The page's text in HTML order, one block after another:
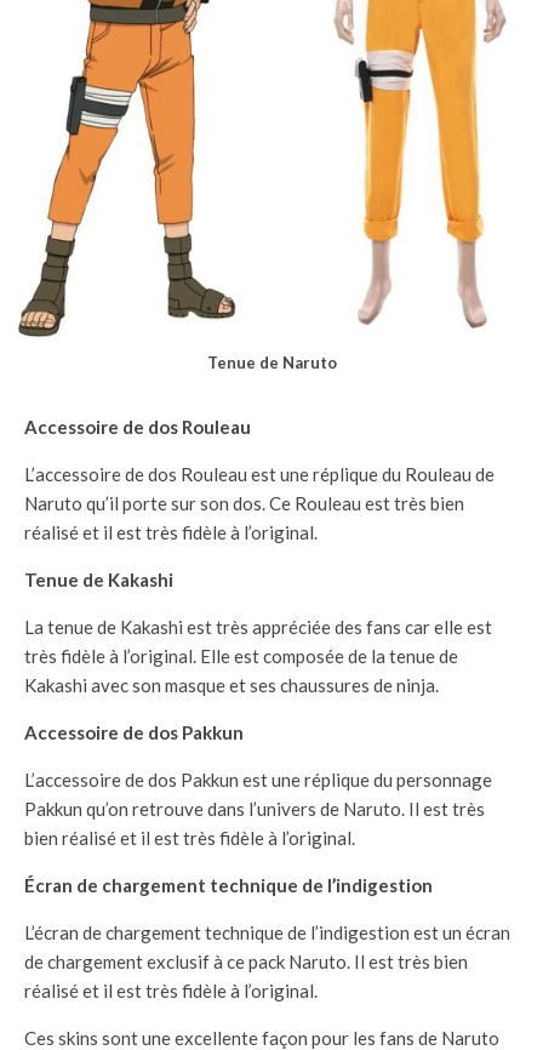
Tenue de Naruto
Accessoire de dos Rouleau
L’accessoire de dos Rouleau est une réplique du Rouleau de
Naruto qu’il porte sur son dos. Ce Rouleau est très bien
réalisé et il est très fidèle à l’original.
Tenue de Kakashi
La tenue de Kakashi est très appréciée des fans car elle est
très fidèle à l’original. Elle est composée de la tenue de
Kakashi avec son masque et ses chaussures de ninja.
Accessoire de dos Pakkun
L’accessoire de dos Pakkun est une réplique du personnage
Pakkun qu’on retrouve dans l’univers de Naruto. Il est très
bien réalisé et il est très fidèle à l’original.
Écran de chargement technique de l’indigestion
L’écran de chargement technique de l’indigestion est un écran
de chargement exclusif à ce pack Naruto. Il est très bien
réalisé et il est très fidèle à l’original.
Ces skins sont une excellente façon pour les fans de Naruto